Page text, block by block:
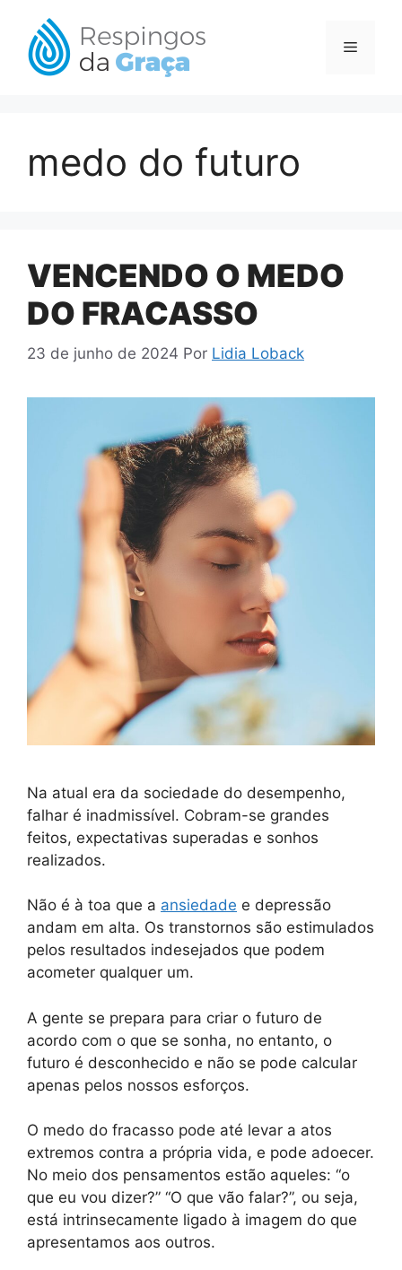
conteúdo
Menu
medo do futuro
VENCENDO O MEDO
DO FRACASSO
23 de junho de 2024 Por Lidia Loback
Na atual era da sociedade do desempenho,
falhar é inadmissível. Cobram-se grandes
feitos, expectativas superadas e sonhos
realizados.
Não é à toa que a ansiedade e depressão
andam em alta. Os transtornos são estimulados
pelos resultados indesejados que podem
acometer qualquer um.
A gente se prepara para criar o futuro de
acordo com o que se sonha, no entanto, o
futuro é desconhecido e não se pode calcular
apenas pelos nossos esforços.
O medo do fracasso pode até levar a atos
extremos contra a própria vida, e pode adoecer.
No meio dos pensamentos estão aqueles: “o
que eu vou dizer?” “O que vão falar?”, ou seja,
está intrinsecamente ligado à imagem do que
apresentamos aos outros.